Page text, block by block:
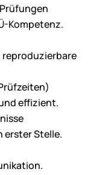
Kompetenz.
reproduzierbare
effizient.
erster Stelle.